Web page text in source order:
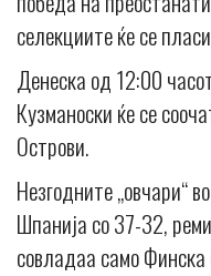
селекциите ќе се
Денеска од 12:00
Кузманоски ќе се
Острови.
Незгодните „овчари“
Шпанија со 37-32,
совладаа само